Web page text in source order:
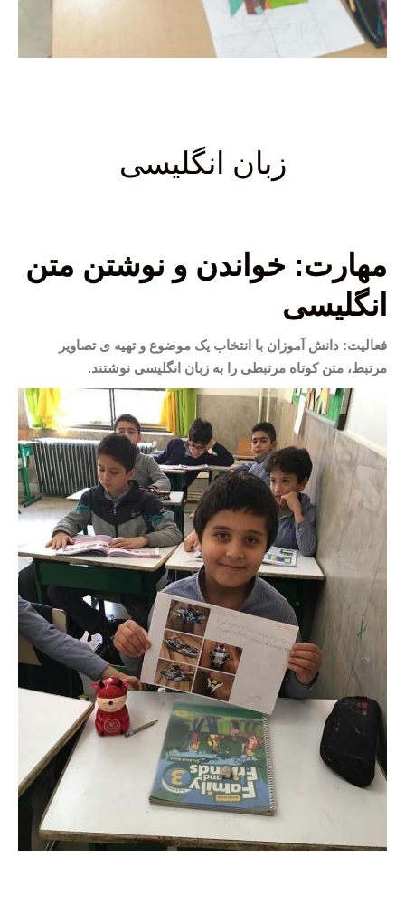
زبان انگلیسی
مهارت: خواندن و نوشتن متن
انگلیسی
فعالیت: دانش آموزان با انتخاب یک موضوع و تهیه ی تصاویر
مرتبط، متن کوتاه مرتبطی را به زبان انگلیسی نوشتند.